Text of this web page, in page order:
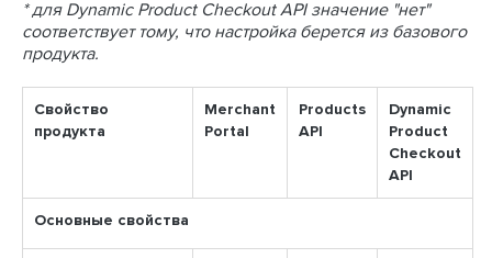
* для Dynamic Product Checkout API значение "нет"
соответствует тому, что настройка берется из базового
продукта.
Свойство
продукта
Merchant
Portal
Products
API
Dynamic
Product
Checkout
API
Основные свойства